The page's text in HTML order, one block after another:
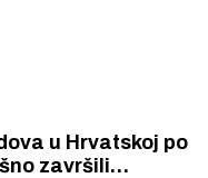
u Hrvatskoj po
završili